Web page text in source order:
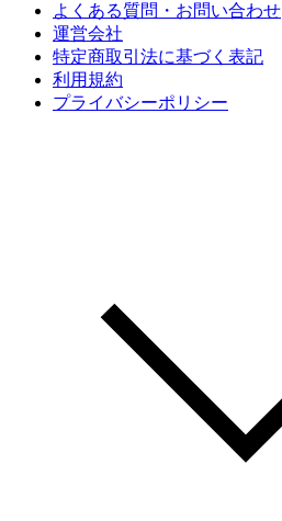
よくある質問・お問い合わせ
運営会社
特定商取引法に基づく表記
利用規約
プライバシーポリシー